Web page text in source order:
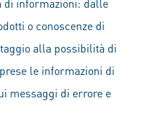
di informazioni: dalle
o conoscenze di
alla possibilità di
le informazioni di
messaggi di errore e